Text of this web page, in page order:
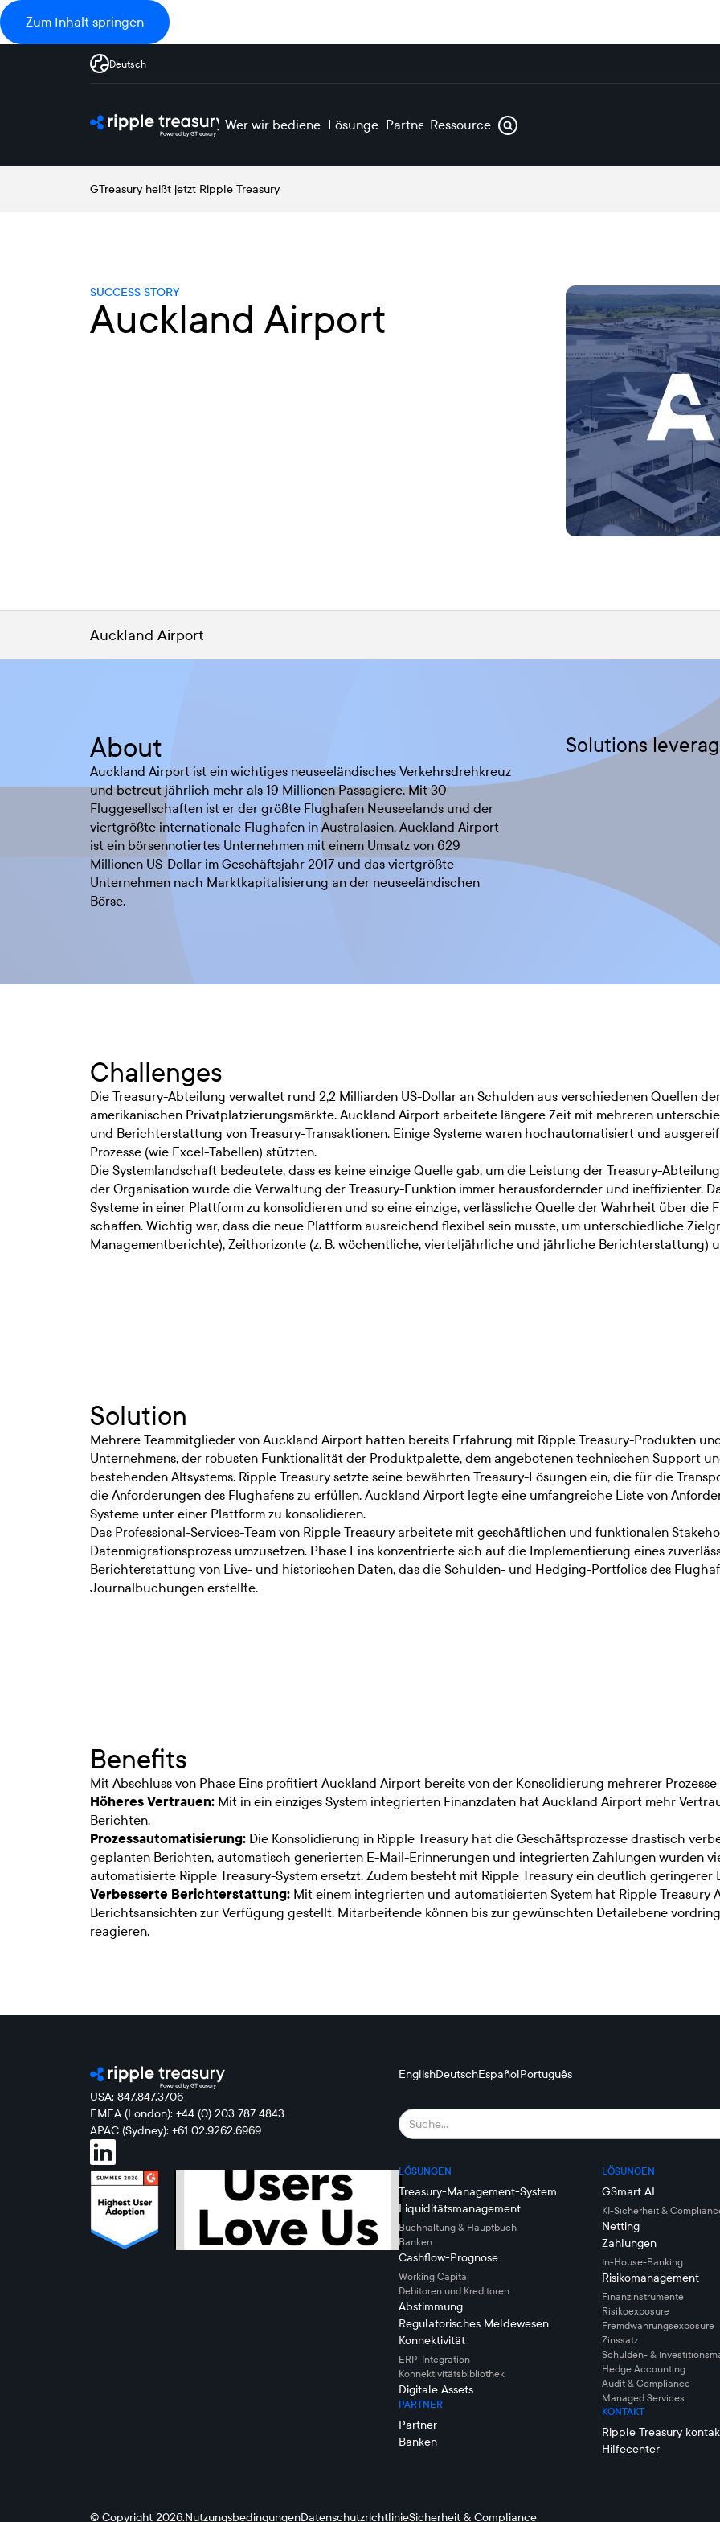
Zum Inhalt springen
Deutsch
Wer wir bedienen Lösungen Partner Ressourcen
GTreasury heißt jetzt Ripple Treasury
SUCCESS STORY
Auckland Airport
Auckland Airport
About
Auckland Airport ist ein wichtiges neuseeländisches Verkehrsdrehkreuz
und betreut jährlich mehr als 19 Millionen Passagiere. Mit 30
Fluggesellschaften ist er der größte Flughafen Neuseelands und der
viertgrößte internationale Flughafen in Australasien. Auckland Airport
ist ein börsennotiertes Unternehmen mit einem Umsatz von 629
Millionen US-Dollar im Geschäftsjahr 2017 und das viertgrößte
Unternehmen nach Marktkapitalisierung an der neuseeländischen
Börse.
Solutions
Challenges
Die Treasury-Abteilung verwaltet rund 2,2 Milliarden US-Dollar an Schulden aus verschiedenen Quellen
amerikanischen Privatplatzierungsmärkte. Auckland Airport arbeitete längere Zeit mit mehreren
und Berichterstattung von Treasury-Transaktionen. Einige Systeme waren hochautomatisiert und
Prozesse (wie Excel-Tabellen) stützten.
Die Systemlandschaft bedeutete, dass es keine einzige Quelle gab, um die Leistung der Treasury-
der Organisation wurde die Verwaltung der Treasury-Funktion immer herausfordernder und ineffizienter.
Systeme in einer Plattform zu konsolidieren und so eine einzige, verlässliche Quelle der Wahrheit über die
schaffen. Wichtig war, dass die neue Plattform ausreichend flexibel sein musste, um unterschiedliche
Managementberichte), Zeithorizonte (z. B. wöchentliche, vierteljährliche und jährliche Berichterstattung)
Solution
Mehrere Teammitglieder von Auckland Airport hatten bereits Erfahrung mit Ripple Treasury-Produkten
Unternehmens, der robusten Funktionalität der Produktpalette, dem angebotenen technischen Support
bestehenden Altsystems. Ripple Treasury setzte seine bewährten Treasury-Lösungen ein, die für die
die Anforderungen des Flughafens zu erfüllen. Auckland Airport legte eine umfangreiche Liste von
Systeme unter einer Plattform zu konsolidieren.
Das Professional-Services-Team von Ripple Treasury arbeitete mit geschäftlichen und funktionalen
Datenmigrationsprozess umzusetzen. Phase Eins konzentrierte sich auf die Implementierung eines
Berichterstattung von Live- und historischen Daten, das die Schulden- und Hedging-Portfolios des
Journalbuchungen erstellte.
Benefits
Mit Abschluss von Phase Eins profitiert Auckland Airport bereits von der Konsolidierung mehrerer Prozesse
Höheres Vertrauen: Mit in ein einziges System integrierten Finanzdaten hat Auckland Airport mehr
Berichten.
Prozessautomatisierung: Die Konsolidierung in Ripple Treasury hat die Geschäftsprozesse drastisch
geplanten Berichten, automatisch generierten E-Mail-Erinnerungen und integrierten Zahlungen wurden
automatisierte Ripple Treasury-System ersetzt. Zudem besteht mit Ripple Treasury ein deutlich geringerer
Verbesserte Berichterstattung: Mit einem integrierten und automatisierten System hat Ripple Treasury
Berichtsansichten zur Verfügung gestellt. Mitarbeitende können bis zur gewünschten Detailebene
reagieren.
USA: 847.847.3706
EMEA (London): +44 (0) 203 787 4843
APAC (Sydney): +61 02.9262.6969
EnglishDeutschEspañolPortuguês
LÖSUNGEN
Treasury-Management-System
Liquiditätsmanagement
Buchhaltung & Hauptbuch
Banken
Cashflow-Prognose
Working Capital
Debitoren und Kreditoren
Abstimmung
Regulatorisches Meldewesen
Konnektivität
ERP-Integration
Konnektivitätsbibliothek
Digitale Assets
PARTNER
Partner
Banken
LÖSUNGEN
GSmart AI
KI-Sicherheit &
Netting
Zahlungen
In-House-Banking
Risikomanagement
Finanzinstrumente
Risikoexposure
Fremdwährungsexposure
Zinssatz
Schulden- &
Hedge Accounting
Audit & Compliance
Managed Services
KONTAKT
Ripple Treasury
Hilfecenter
© Copyright 2026.NutzungsbedingungenDatenschutzrichtlinieSicherheit & Compliance